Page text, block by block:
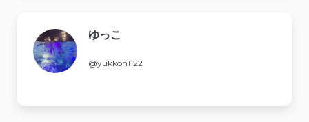
ゆっこ
@yukkon1122